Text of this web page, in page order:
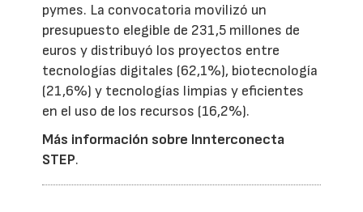
pymes. La convocatoria movilizó un
presupuesto elegible de 231,5 millones de
euros y distribuyó los proyectos entre
tecnologías digitales (62,1%), biotecnología
(21,6%) y tecnologías limpias y eficientes
en el uso de los recursos (16,2%).
Más información sobre Innterconecta
STEP.